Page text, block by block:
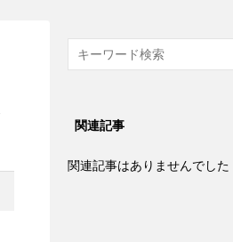
関連記事
関連記事はありませんでした